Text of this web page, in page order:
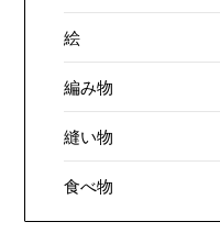
絵
編み物
縫い物
食べ物